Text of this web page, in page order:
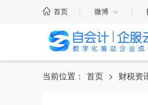
首页 微博
当前位置： 首页 > 财税资